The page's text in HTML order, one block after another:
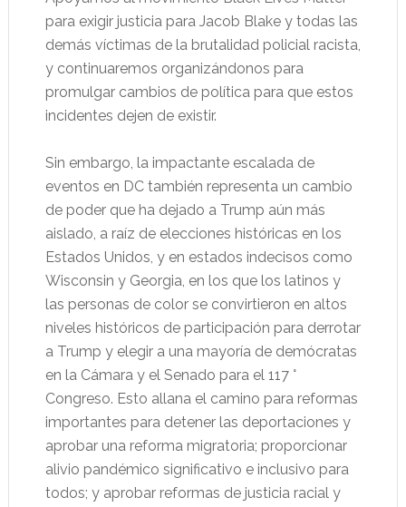
para exigir justicia para Jacob Blake y todas las
demás víctimas de la brutalidad policial racista,
y continuaremos organizándonos para
promulgar cambios de política para que estos
incidentes dejen de existir.
Sin embargo, la impactante escalada de
eventos en DC también representa un cambio
de poder que ha dejado a Trump aún más
aislado, a raíz de elecciones históricas en los
Estados Unidos, y en estados indecisos como
Wisconsin y Georgia, en los que los latinos y
las personas de color se convirtieron en altos
niveles históricos de participación para derrotar
a Trump y elegir a una mayoría de demócratas
en la Cámara y el Senado para el 117 °
Congreso. Esto allana el camino para reformas
importantes para detener las deportaciones y
aprobar una reforma migratoria; proporcionar
alivio pandémico significativo e inclusivo para
todos; y aprobar reformas de justicia racial y